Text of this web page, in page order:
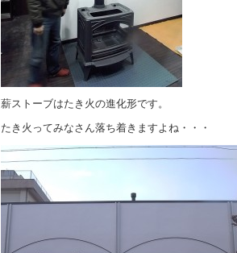
薪ストーブはたき火の進化形です。
たき火ってみなさん落ち着きますよね・・・